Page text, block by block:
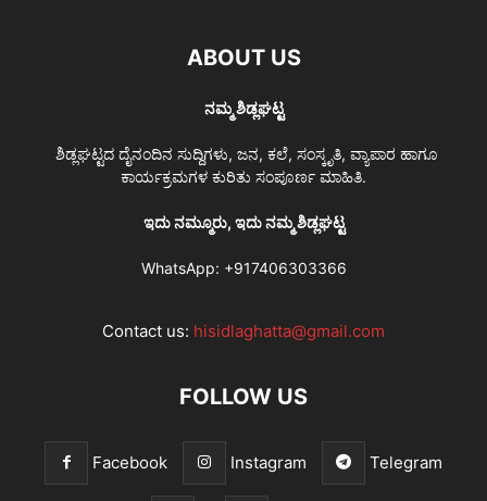
ABOUT US
ನಮ್ಮ ಶಿಡ್ಲಘಟ್ಟ
ಶಿಡ್ಲಘಟ್ಟದ ದೈನಂದಿನ ಸುದ್ದಿಗಳು, ಜನ, ಕಲೆ, ಸಂಸ್ಕೃತಿ, ವ್ಯಾಪಾರ ಹಾಗೂ
ಕಾರ್ಯಕ್ರಮಗಳ ಕುರಿತು ಸಂಪೂರ್ಣ ಮಾಹಿತಿ.
ಇದು ನಮ್ಮೂರು, ಇದು ನಮ್ಮ ಶಿಡ್ಲಘಟ್ಟ
WhatsApp: +917406303366
Contact us: hisidlaghatta@gmail.com
FOLLOW US
Facebook Instagram Telegram